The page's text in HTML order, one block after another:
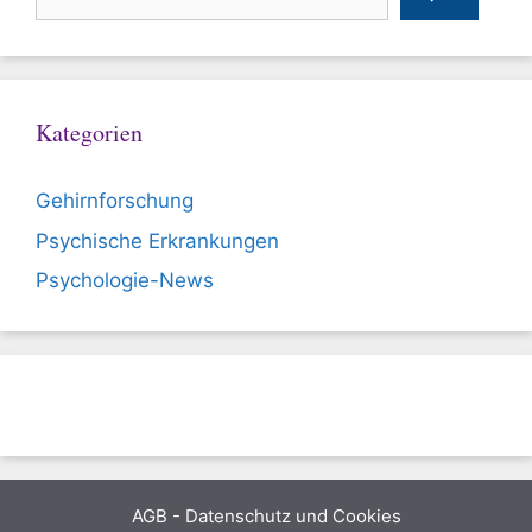
Kategorien
Gehirnforschung
Psychische Erkrankungen
Psychologie-News
AGB - Datenschutz und Cookies